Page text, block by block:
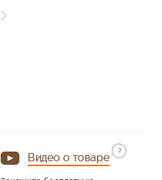
Видео о товаре
?